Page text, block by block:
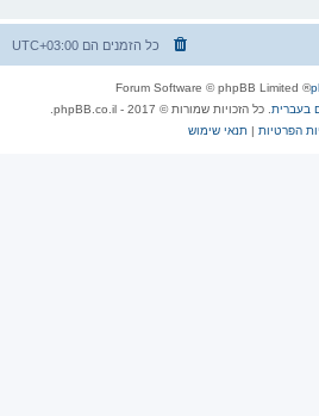
כל הזמנים הם UTC+03:00
® Forum Software © phpBB Limited
. כל הזכויות שמורות © 2017 - phpBB.co.il.
הפרטיות | תנאי שימוש